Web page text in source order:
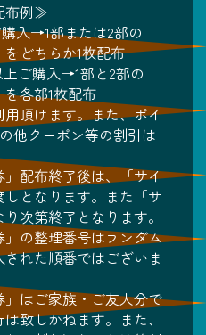
布例≫
入→1部または2部の
をどちらか1枚配布
ご購入→1部と2部の
を各部1枚配布
頂けます。また、ポイ
他クーポン等の割引は
配布終了後は、「サイ
となります。また「サ
次第終了となります。
の整理番号はランダム
れた順番ではございま
はご家族・ご友人分で
致しかねます。また、